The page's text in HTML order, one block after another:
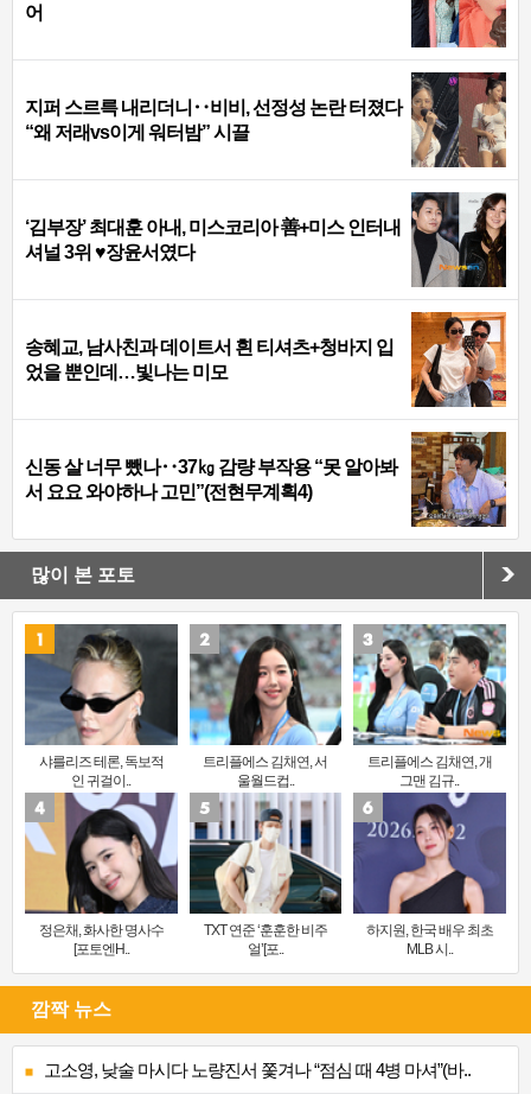
어
지퍼 스르륵 내리더니‥비비, 선정성 논란 터졌다
“왜 저래vs이게 워터밤” 시끌
‘김부장’ 최대훈 아내, 미스코리아 善+미스 인터내
셔널 3위 ♥장윤서였다
송혜교, 남사친과 데이트서 흰 티셔츠+청바지 입
었을 뿐인데…빛나는 미모
신동 살 너무 뺐나‥37㎏ 감량 부작용 “못 알아봐
서 요요 와야하나 고민”(전현무계획4)
많이 본 포토
샤를리즈 테론, 독보적
인 귀걸이..
트리플에스 김채연, 서
울월드컵..
트리플에스 김채연, 개
그맨 김규..
정은채, 화사한 명사수
[포토엔H..
TXT 연준 ‘훈훈한 비주
얼’[포..
하지원, 한국 배우 최초
MLB 시..
깜짝 뉴스
고소영, 낮술 마시다 노량진서 쫓겨나 “점심 때 4병 마셔”(바..